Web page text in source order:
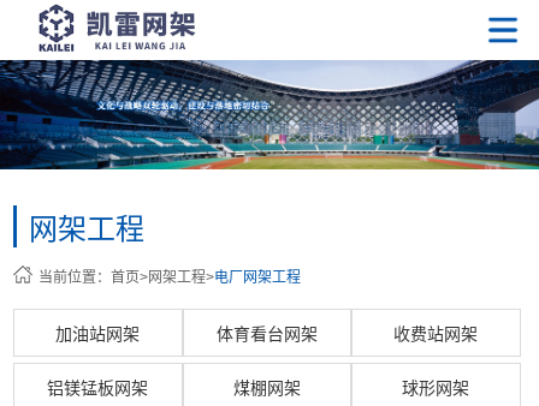
网架工程
当前位置：首页>网架工程>电厂网架工程
加油站网架 体育看台网架 收费站网架
铝镁锰板网架 煤棚网架 球形网架